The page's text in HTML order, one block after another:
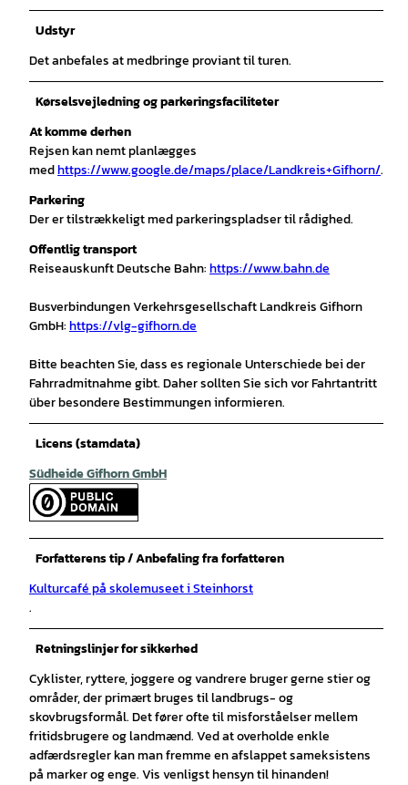
Udstyr
Det anbefales at medbringe proviant til turen.
Kørselsvejledning og parkeringsfaciliteter
At komme derhen
Rejsen kan nemt planlægges
medhttps://www.google.de/maps/place/Landkreis+Gifhorn/.
Parkering
Der er tilstrækkeligt med parkeringspladser til rådighed.
Offentlig transport
Reiseauskunft Deutsche Bahn:https://www.bahn.de
Busverbindungen Verkehrsgesellschaft Landkreis Gifhorn
GmbH:https://vlg-gifhorn.de
Bitte beachten Sie, dass es regionale Unterschiede bei der
Fahrradmitnahme gibt. Daher sollten Sie sich vor Fahrtantritt
über besondere Bestimmungen informieren.
Licens (stamdata)
Südheide Gifhorn GmbH
Forfatterens tip / Anbefaling fra forfatteren
Kulturcafé på skolemuseet i Steinhorst
.
Retningslinjer for sikkerhed
Cyklister, ryttere, joggere og vandrere bruger gerne stier og
områder, der primært bruges til landbrugs- og
skovbrugsformål. Det fører ofte til misforståelser mellem
fritidsbrugere og landmænd. Ved at overholde enkle
adfærdsregler kan man fremme en afslappet sameksistens
på marker og enge. Vis venligst hensyn til hinanden!